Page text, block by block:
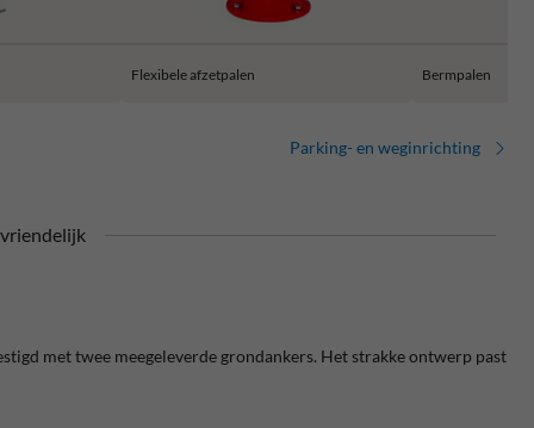
Flexibele afzetpalen Bermpalen
Parking- en weginrichting
met twee meegeleverde grondankers. Het strakke ontwerp past